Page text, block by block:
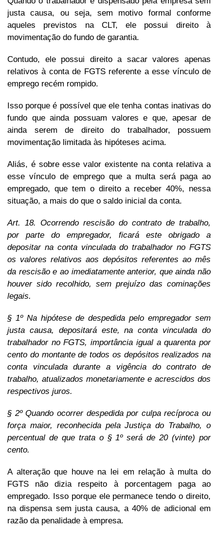
justa causa, ou seja, sem motivo formal conforme
aqueles previstos na CLT, ele possui direito à
movimentação do fundo de garantia.
Contudo, ele possui direito a sacar valores apenas
relativos à conta de FGTS referente a esse vínculo de
emprego recém rompido.
Isso porque é possível que ele tenha contas inativas do
fundo que ainda possuam valores e que, apesar de
ainda serem de direito do trabalhador, possuem
movimentação limitada às hipóteses acima.
Aliás, é sobre esse valor existente na conta relativa a
esse vínculo de emprego que a multa será paga ao
empregado, que tem o direito a receber 40%, nessa
situação, a mais do que o saldo inicial da conta.
Art. 18. Ocorrendo rescisão do contrato de trabalho,
por parte do empregador, ficará este obrigado a
depositar na conta vinculada do trabalhador no FGTS
os valores relativos aos depósitos referentes ao mês
da rescisão e ao imediatamente anterior, que ainda não
houver sido recolhido, sem prejuízo das cominações
legais.
§ 1º Na hipótese de despedida pelo empregador sem
justa causa, depositará este, na conta vinculada do
trabalhador no FGTS, importância igual a quarenta por
cento do montante de todos os depósitos realizados na
conta vinculada durante a vigência do contrato de
trabalho, atualizados monetariamente e acrescidos dos
respectivos juros.
§ 2º Quando ocorrer despedida por culpa recíproca ou
força maior, reconhecida pela Justiça do Trabalho, o
percentual de que trata o § 1º será de 20 (vinte) por
cento.
A alteração que houve na lei em relação à multa do
FGTS não dizia respeito à porcentagem paga ao
empregado. Isso porque ele permanece tendo o direito,
na dispensa sem justa causa, a 40% de adicional em
razão da penalidade à empresa.